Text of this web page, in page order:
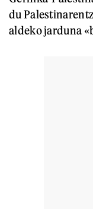
du
aldeko jarduna